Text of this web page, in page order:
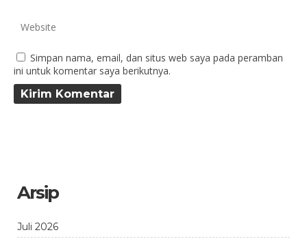
Simpan nama, email, dan situs web saya pada peramban
ini untuk komentar saya berikutnya.
Arsip
Juli 2026